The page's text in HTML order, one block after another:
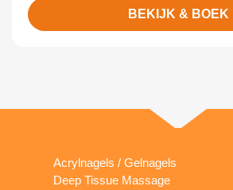
BEKIJK & BOEK
Acrylnagels / Gelnagels
Deep Tissue Massage